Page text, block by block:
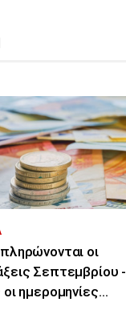
οι
Σεπτεμβρίου -
οι ημερομηνίες